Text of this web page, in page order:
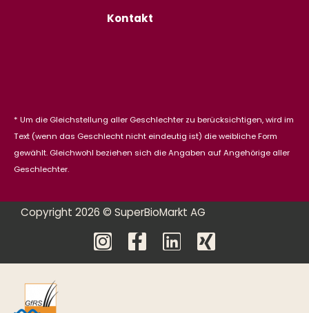
Kontakt
* Um die Gleichstellung aller Geschlechter zu berücksichtigen, wird im
Text (wenn das Geschlecht nicht eindeutig ist) die weibliche Form
gewählt. Gleichwohl beziehen sich die Angaben auf Angehörige aller
Geschlechter.
Copyright 2026 © SuperBioMarkt AG